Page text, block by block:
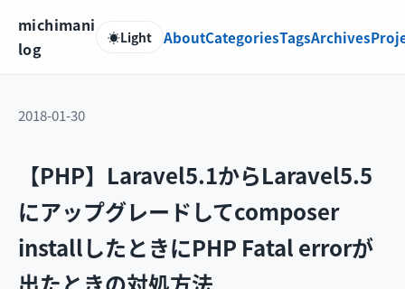
michimani
log
☀️Light AboutCategoriesTagsArchives
2018-01-30
【PHP】Laravel5.1からLaravel5.5
にアップグレードしてcomposer
installしたときにPHP Fatal errorが